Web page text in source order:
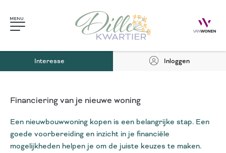
Interesse Inloggen
Financiering van je nieuwe woning
Een nieuwbouwwoning kopen is een belangrijke stap. Een
goede voorbereiding en inzicht in je financiële
mogelijkheden helpen je om de juiste keuzes te maken.